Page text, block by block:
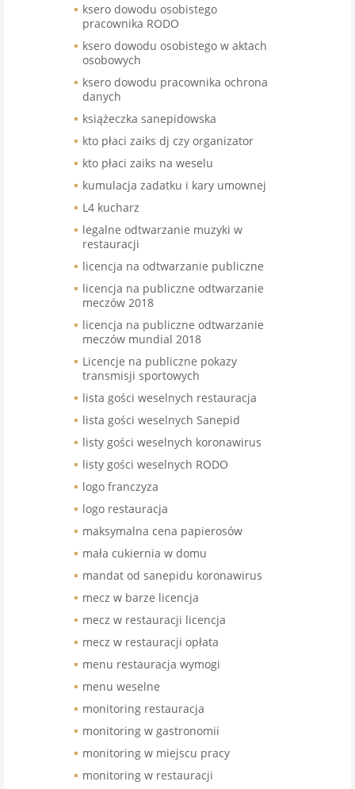
ksero dowodu osobistego
pracownika RODO
ksero dowodu osobistego w aktach
osobowych
ksero dowodu pracownika ochrona
danych
książeczka sanepidowska
kto płaci zaiks dj czy organizator
kto płaci zaiks na weselu
kumulacja zadatku i kary umownej
L4 kucharz
legalne odtwarzanie muzyki w
restauracji
licencja na odtwarzanie publiczne
licencja na publiczne odtwarzanie
meczów 2018
licencja na publiczne odtwarzanie
meczów mundial 2018
Licencje na publiczne pokazy
transmisji sportowych
lista gości weselnych restauracja
lista gości weselnych Sanepid
listy gości weselnych koronawirus
listy gości weselnych RODO
logo franczyza
logo restauracja
maksymalna cena papierosów
mała cukiernia w domu
mandat od sanepidu koronawirus
mecz w barze licencja
mecz w restauracji licencja
mecz w restauracji opłata
menu restauracja wymogi
menu weselne
monitoring restauracja
monitoring w gastronomii
monitoring w miejscu pracy
monitoring w restauracji